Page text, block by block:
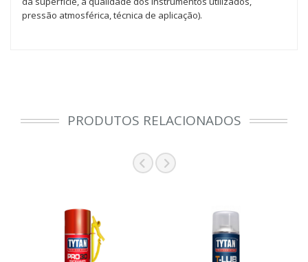
pressão atmosférica, técnica de aplicação).
PRODUTOS RELACIONADOS